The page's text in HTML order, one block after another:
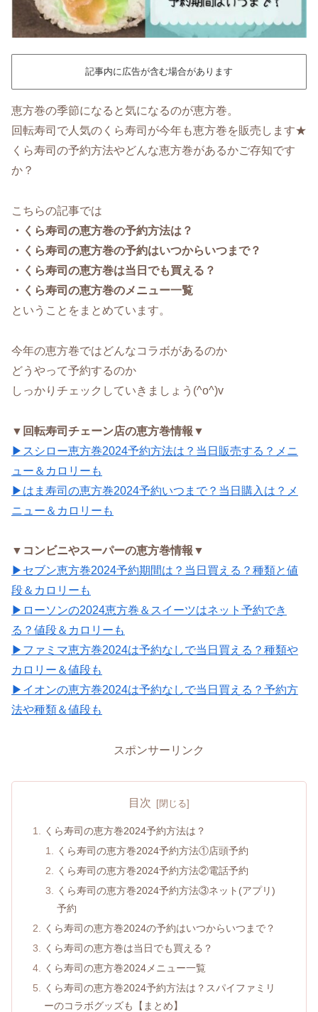
記事内に広告が含む場合があります
恵方巻の季節になると気になるのが恵方巻。
回転寿司で人気のくら寿司が今年も恵方巻を販売します★
くら寿司の予約方法やどんな恵方巻があるかご存知です
か？
こちらの記事では
・くら寿司の恵方巻の予約方法は？
・くら寿司の恵方巻の予約はいつからいつまで？
・くら寿司の恵方巻は当日でも買える？
・くら寿司の恵方巻のメニュー一覧
ということをまとめています。
今年の恵方巻ではどんなコラボがあるのか
どうやって予約するのか
しっかりチェックしていきましょう(^o^)v
▼回転寿司チェーン店の恵方巻情報▼
▶スシロー恵方巻2024予約方法は？当日販売する？メニ
ュー＆カロリーも
▶はま寿司の恵方巻2024予約いつまで？当日購入は？メ
ニュー＆カロリーも
▼コンビニやスーパーの恵方巻情報▼
▶セブン恵方巻2024予約期間は？当日買える？種類と値
段＆カロリーも
▶ローソンの2024恵方巻＆スイーツはネット予約でき
る？値段＆カロリーも
▶ファミマ恵方巻2024は予約なしで当日買える？種類や
カロリー＆値段も
▶イオンの恵方巻2024は予約なしで当日買える？予約方
法や種類＆値段も
スポンサーリンク
目次
くら寿司の恵方巻2024予約方法は？
くら寿司の恵方巻2024予約方法①店頭予約
くら寿司の恵方巻2024予約方法②電話予約
くら寿司の恵方巻2024予約方法③ネット(アプリ)
予約
くら寿司の恵方巻2024の予約はいつからいつまで？
くら寿司の恵方巻は当日でも買える？
くら寿司の恵方巻2024メニュー一覧
くら寿司の恵方巻2024予約方法は？スパイファミリ
ーのコラボグッズも【まとめ】